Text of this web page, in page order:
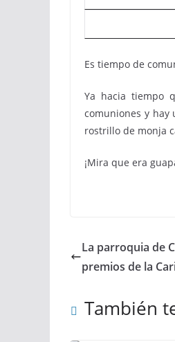
Es tiempo de
Ya hacia tiempo
comuniones y hay
rostrillo de monja
¡Mira que era
La parroquia de
premios de la
También